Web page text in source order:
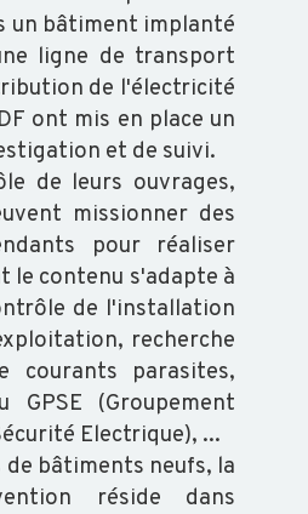
un bâtiment implanté
ligne de transport
de l'électricité
ont mis en place un
et de suivi.
de leurs ouvrages,
missionner des
pour réaliser
le contenu s'adapte à
de l'installation
recherche
courants parasites,
GPSE (Groupement
Electrique), ...
bâtiments neufs, la
réside dans